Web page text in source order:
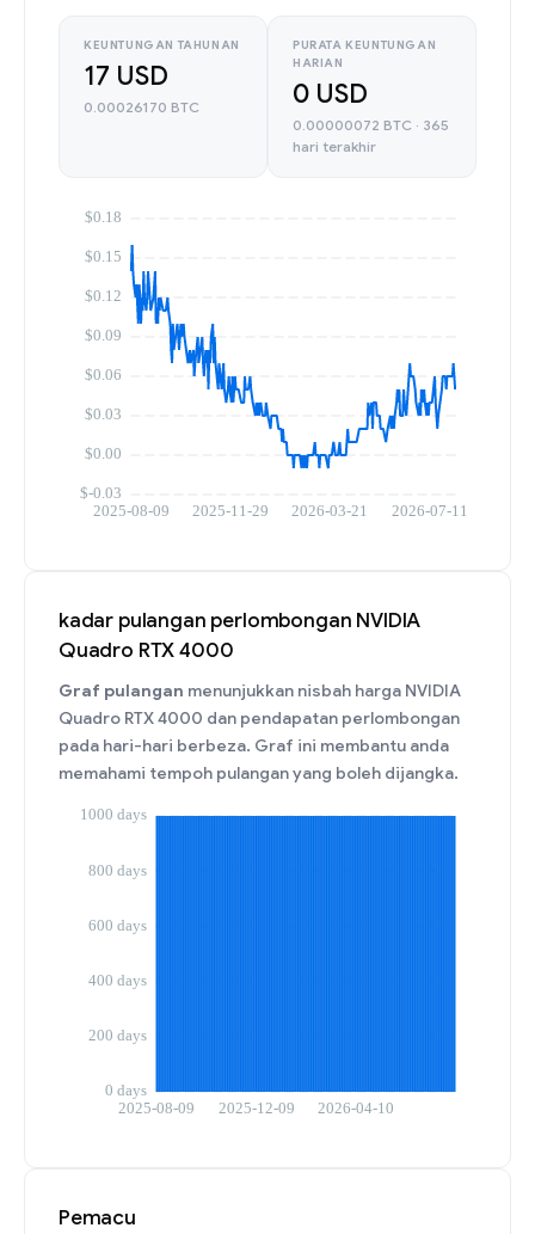
KEUNTUNGAN TAHUNAN
17 USD
0.00026170 BTC
PURATA KEUNTUNGAN
HARIAN
0 USD
0.00000072 BTC · 365
hari terakhir
kadar pulangan perlombongan NVIDIA
Quadro RTX 4000
Graf pulangan menunjukkan nisbah harga NVIDIA
Quadro RTX 4000 dan pendapatan perlombongan
pada hari-hari berbeza. Graf ini membantu anda
memahami tempoh pulangan yang boleh dijangka.
Pemacu